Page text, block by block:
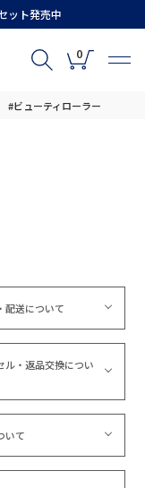
ット発売中
0
#ビューティローラー
配送について
ル・返品交換につい
いて